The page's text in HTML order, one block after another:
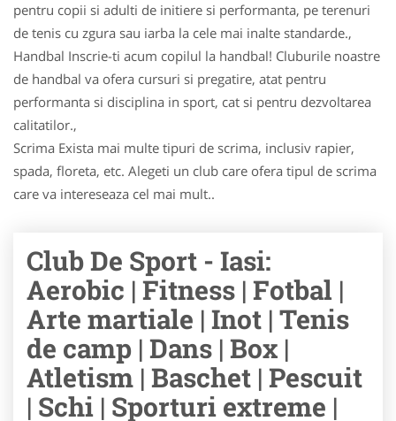
pentru copii si adulti de initiere si performanta, pe terenuri
de tenis cu zgura sau iarba la cele mai inalte standarde.,
Handbal Inscrie-ti acum copilul la handbal! Cluburile noastre
de handbal va ofera cursuri si pregatire, atat pentru
performanta si disciplina in sport, cat si pentru dezvoltarea
calitatilor.,
Scrima Exista mai multe tipuri de scrima, inclusiv rapier,
spada, floreta, etc. Alegeti un club care ofera tipul de scrima
care va intereseaza cel mai mult..
Club De Sport - Iasi:
Aerobic | Fitness | Fotbal |
Arte martiale | Inot | Tenis
de camp | Dans | Box |
Atletism | Baschet | Pescuit
| Schi | Sporturi extreme |